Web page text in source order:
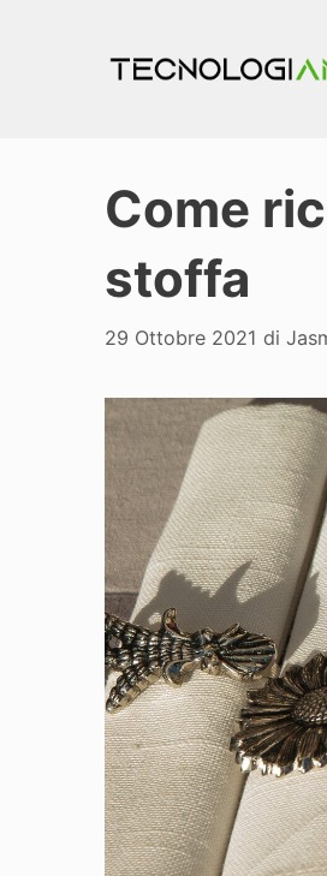
Come
stoffa
29 Ottobre 2021 di